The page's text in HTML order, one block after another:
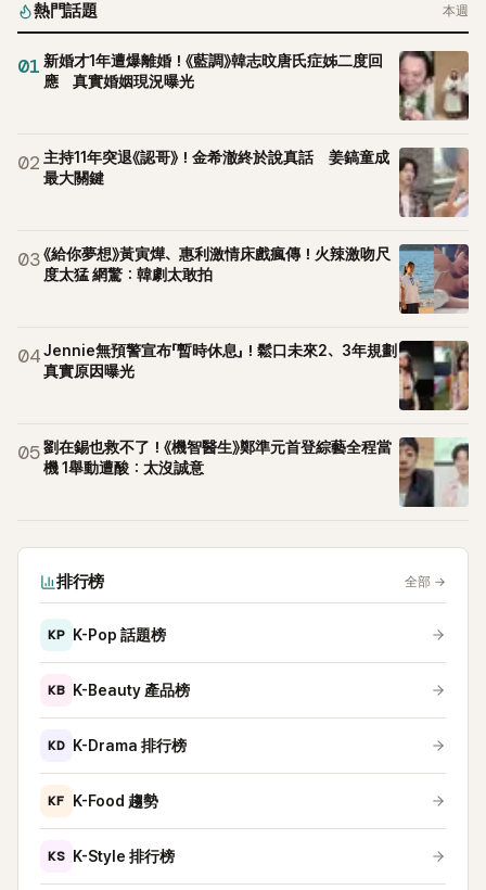
熱門話題 本週
01 新婚才1年遭爆離婚！《藍調》韓志旼唐氏症姊二度回
應 真實婚姻現況曝光
02 主持11年突退《認哥》！金希澈終於說真話 姜鎬童成
最大關鍵
03《給你夢想》黃寅燁、惠利激情床戲瘋傳！火辣激吻尺
度太猛 網驚：韓劇太敢拍
04Jennie無預警宣布「暫時休息」！鬆口未來2、3年規劃
真實原因曝光
05劉在錫也救不了！《機智醫生》鄭準元首登綜藝全程當
機 1舉動遭酸：太沒誠意
排行榜 全部 →
KP K-Pop 話題榜
KB K-Beauty 產品榜
KD K-Drama 排行榜
KF K-Food 趨勢
KS K-Style 排行榜